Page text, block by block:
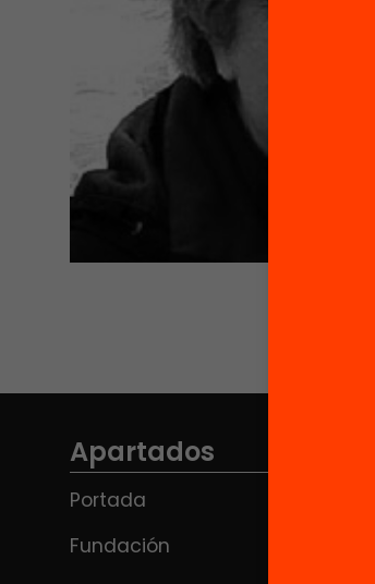
Apartados
Portada
Fundación